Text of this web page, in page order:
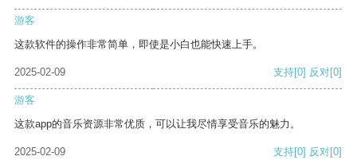
游客
这款软件的操作非常简单，即使是小白也能快速上手。
2025-02-09 支持[0] 反对[0]
游客
这款app的音乐资源非常优质，可以让我尽情享受音乐的魅力。
2025-02-09 支持[0] 反对[0]